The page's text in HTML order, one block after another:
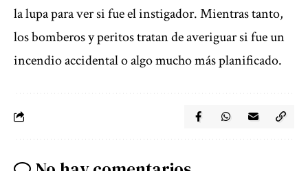
la lupa para ver si fue el instigador. Mientras tanto,
los bomberos y peritos tratan de averiguar si fue un
incendio accidental o algo mucho más planificado.